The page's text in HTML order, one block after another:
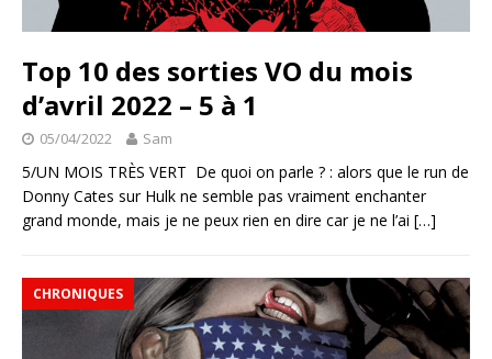
Top 10 des sorties VO du mois
d’avril 2022 – 5 à 1
05/04/2022 Sam
5/UN MOIS TRÈS VERT De quoi on parle ? : alors que le run de
Donny Cates sur Hulk ne semble pas vraiment enchanter
grand monde, mais je ne peux rien en dire car je ne l’ai […]
CHRONIQUES